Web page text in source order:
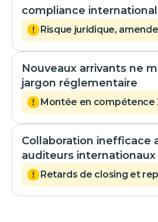
compliance
Risque juridique,
Nouveaux arrivants ne
jargon réglementaire
Montée en compétence
Collaboration inefficace
auditeurs internationaux
Retards de closing et